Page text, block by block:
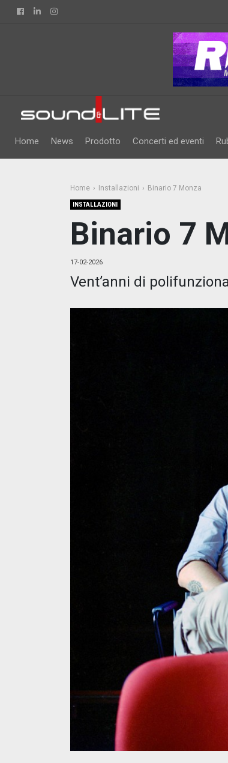
FacebookLinkedin
Home News Prodotto Concerti ed eventi
Home Installazioni Binario 7 Monza
INSTALLAZIONI
Binario 7
17-02-2026
Vent’anni di